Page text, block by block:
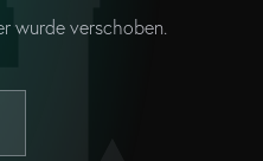
wurde verschoben.